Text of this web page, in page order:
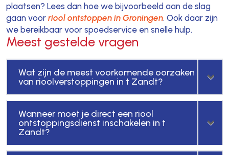
plaatsen? Lees dan hoe we bijvoorbeeld aan de slag
gaan voor riool ontstoppen in Groningen. Ook daar zijn
we bereikbaar voor spoedservice en snelle hulp.
Meest gestelde vragen
Wat zijn de meest voorkomende oorzaken
van rioolverstoppingen in t Zandt?
Wanneer moet je direct een riool
ontstoppingsdienst inschakelen in t
Zandt?